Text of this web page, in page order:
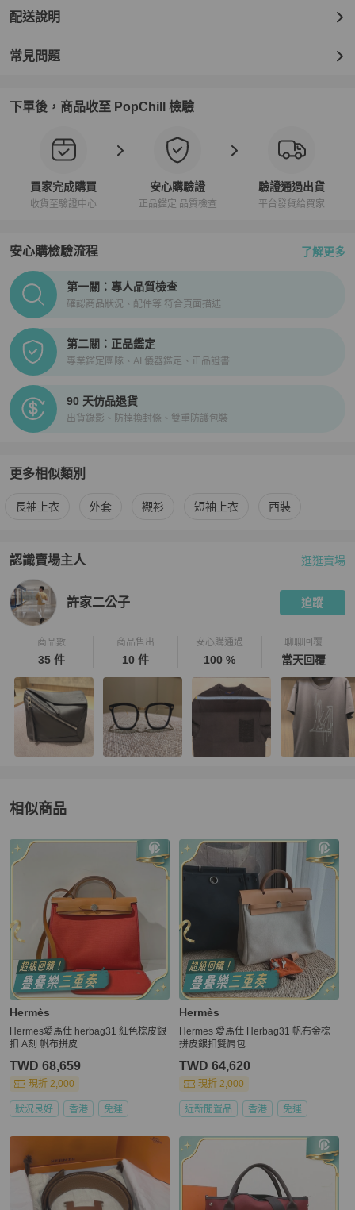
配送說明
常見問題
下單後，商品收至 PopChill 檢驗
買家完成購買
收貨至驗證中心
安心購驗證
正品鑑定 品質檢查
驗證通過出貨
平台發貨給買家
安心購檢驗流程 了解更多
PopChill拍拍圈正品驗證、安心購檢驗流程介紹
第一關：專人品質檢查
確認商品狀況、配件等 符合頁面描述
第二關：正品鑑定
專業鑑定團隊、AI 儀器鑑定、正品證書
90 天仿品退貨
出貨錄影、防掉換封條、雙重防護包裝
更多相似類別
更多Hermès 男裝相似商品推薦
長袖上衣 外套 襯衫 短袖上衣 西裝
認識賣場主人
PopChill 拍拍圈嚴選賣家
逛逛賣場
許家二公子 追蹤
商品數
35 件
商品售出
10 件
安心購通過
100 %
聊聊回覆
當天回覆
相似商品
更多相似Hermès男裝推薦精品
Hermès
Hermes愛馬仕 herbag31 紅色棕皮銀
扣 A刻 帆布拼皮
TWD 68,659
現折 2,000
狀況良好 香港 免運
Hermès
Hermes 愛馬仕 Herbag31 帆布金棕
拼皮銀扣雙肩包
TWD 64,620
現折 2,000
近新閒置品 香港 免運